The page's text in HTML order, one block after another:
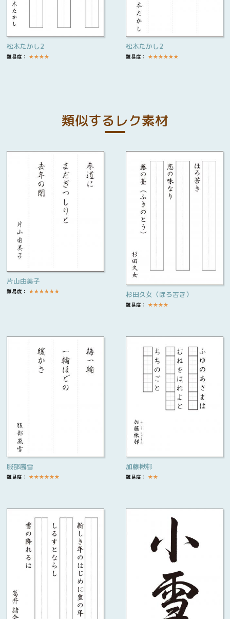
松本たかし2
難易度： ★★★★
松本たかし2
難易度： ★★★★★★
類似するレク素材
片山由美子
難易度： ★★★★★★ 杉田久女（ほろ苦き）
難易度： ★★★★
服部嵐雪
難易度： ★★★★★★
加藤楸邨
難易度： ★★